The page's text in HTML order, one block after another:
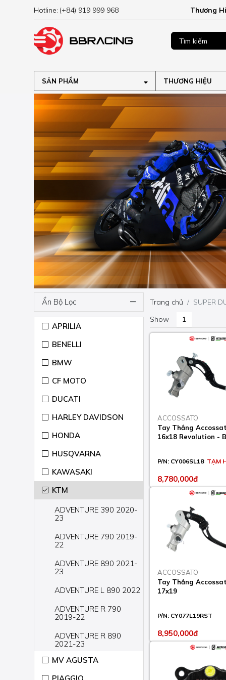
Hotline: (+84) 919 999 968 Thương
SẢN PHẨM THƯƠNG HIỆU
Ẩn Bộ Lọc
APRILIA
BENELLI
BMW
CF MOTO
DUCATI
HARLEY DAVIDSON
HONDA
HUSQVARNA
KAWASAKI
KTM
ADVENTURE 390 2020-
23
ADVENTURE 790 2019-
22
ADVENTURE 890 2021-
23
ADVENTURE L 890 2022
ADVENTURE R 790
2019-22
ADVENTURE R 890
2021-23
ADVENTURE R RALLY
MV AGUSTA
Trang chủ
SUPER
Show
ACCOSSATO
Tay Thắng
16x18 Revolution -
P/N: CY006SL18 TẠM
8,780,000đ
ACCOSSATO
Tay Thắng
17x19
P/N: CY077L19RST
8,950,000đ